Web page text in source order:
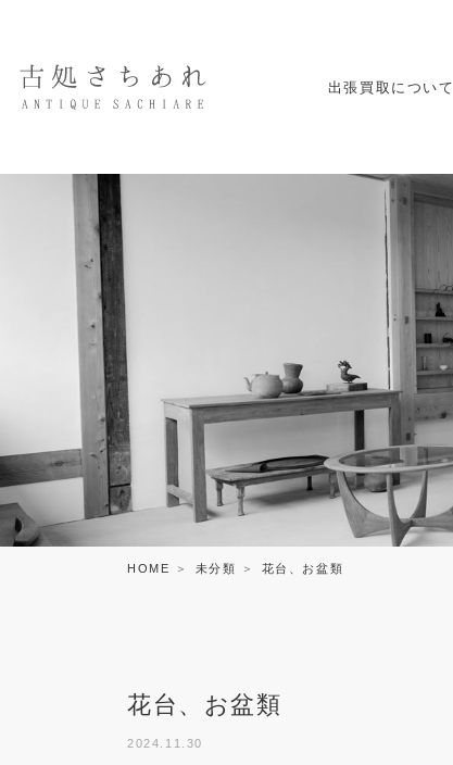
出張買取について
HOME 未分類 花台、お盆類
花台、お盆類
2024.11.30